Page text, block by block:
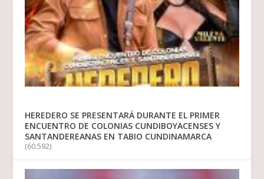
HEREDERO SE PRESENTARÁ DURANTE EL PRIMER
ENCUENTRO DE COLONIAS CUNDIBOYACENSES Y
SANTANDEREANAS EN TABIO CUNDINAMARCA
(60.592)